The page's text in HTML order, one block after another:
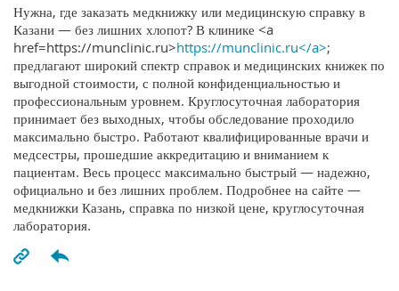
Нужна, где заказать медкнижку или медицинскую справку в
Казани — без лишних хлопот? В клинике <a
href=https://munclinic.ru>https://munclinic.ru</a>;
предлагают широкий спектр справок и медицинских книжек по
выгодной стоимости, с полной конфиденциальностью и
профессиональным уровнем. Круглосуточная лаборатория
принимает без выходных, чтобы обследование проходило
максимально быстро. Работают квалифицированные врачи и
медсестры, прошедшие аккредитацию и вниманием к
пациентам. Весь процесс максимально быстрый — надежно,
официально и без лишних проблем. Подробнее на сайте —
медкнижки Казань, справка по низкой цене, круглосуточная
лаборатория.